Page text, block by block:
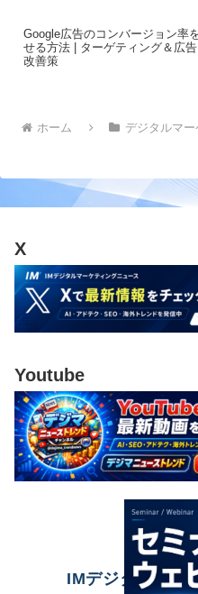
Google広告のコンバージョン率
せる方法 | ターゲティング＆広
改善策
ホーム デジタルマ
X
Youtube
IMデジタルマー